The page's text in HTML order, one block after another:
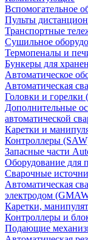
Вспомогательное
Пульты
Транспортные
Сушильное
Термопеналы и
Бункеры для
Автоматическое
Автоматическая
Головки и горелки
Дополнительные
автоматической
Каретки и
Контроллеры
Запасные части
Оборудование для
Сварочные
Автоматическая
электродом
Каретки,
Контроллеры и
Подающие